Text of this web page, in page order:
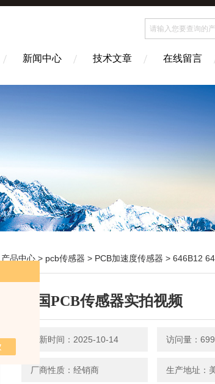
新闻中心 技术文章 在线留言
产品中心 > pcb传感器 > PCB加速度传感器 > 646B12 646A12
美国PCB传感器实拍视频
更新时间：2025-10-14 访问量：699
厂商性质：经销商 生产地址：